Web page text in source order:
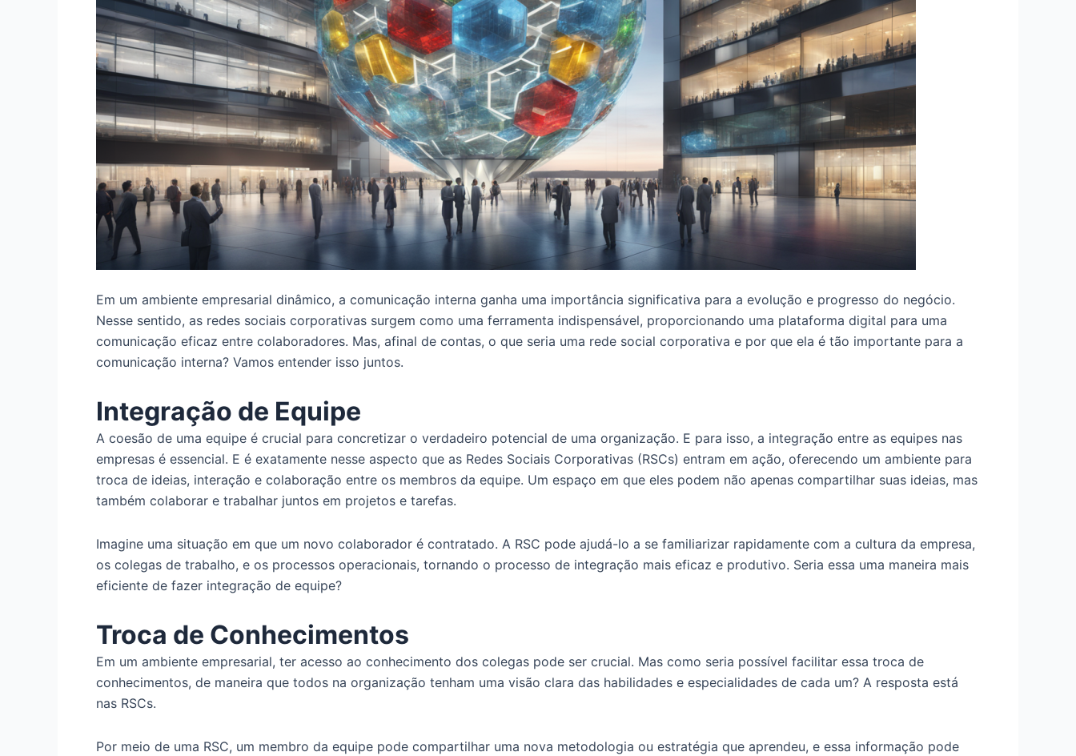
Em um ambiente empresarial dinâmico, a comunicação interna ganha uma importância significativa para a evolução e progresso do negócio.
Nesse sentido, as redes sociais corporativas surgem como uma ferramenta indispensável, proporcionando uma plataforma digital para uma
comunicação eficaz entre colaboradores. Mas, afinal de contas, o que seria uma rede social corporativa e por que ela é tão importante para a
comunicação interna? Vamos entender isso juntos.
Integração de Equipe
A coesão de uma equipe é crucial para concretizar o verdadeiro potencial de uma organização. E para isso, a integração entre as equipes nas
empresas é essencial. E é exatamente nesse aspecto que as Redes Sociais Corporativas (RSCs) entram em ação, oferecendo um ambiente para
troca de ideias, interação e colaboração entre os membros da equipe. Um espaço em que eles podem não apenas compartilhar suas ideias, mas
também colaborar e trabalhar juntos em projetos e tarefas.
Imagine uma situação em que um novo colaborador é contratado. A RSC pode ajudá-lo a se familiarizar rapidamente com a cultura da empresa,
os colegas de trabalho, e os processos operacionais, tornando o processo de integração mais eficaz e produtivo. Seria essa uma maneira mais
eficiente de fazer integração de equipe?
Troca de Conhecimentos
Em um ambiente empresarial, ter acesso ao conhecimento dos colegas pode ser crucial. Mas como seria possível facilitar essa troca de
conhecimentos, de maneira que todos na organização tenham uma visão clara das habilidades e especialidades de cada um? A resposta está
nas RSCs.
Por meio de uma RSC, um membro da equipe pode compartilhar uma nova metodologia ou estratégia que aprendeu, e essa informação pode